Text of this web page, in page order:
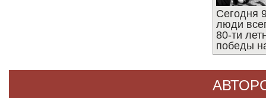
Сегодня
люди
80-ти
победы